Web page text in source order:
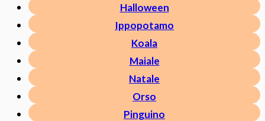
Halloween
Ippopotamo
Koala
Maiale
Natale
Orso
Pinguino